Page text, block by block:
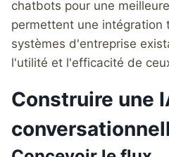
chatbots pour une
permettent une intégration
systèmes d'entreprise
l'utilité et l'efficacité de
Construire une